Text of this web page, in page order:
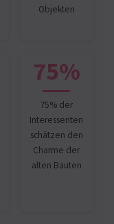
Objekten
75%
75% der
Interessenten
schätzen den
Charme der
alten Bauten